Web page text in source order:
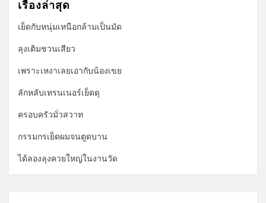
เรื่องล่าสุด
เย็ดกับหนุ่มเหนือกล้ามเป็นมัด
ลุงเติมชวนเสียว
เพราะเหงาเลยเอากับน้องเขย
ลักหลับเทรนเนอร์เย็ดดุ
ครอบครัวมั่วสวาท
กรรมกรเย็ดผมจนตูดบาน
ได้ลองลุงควยใหญ่ในงานวัด